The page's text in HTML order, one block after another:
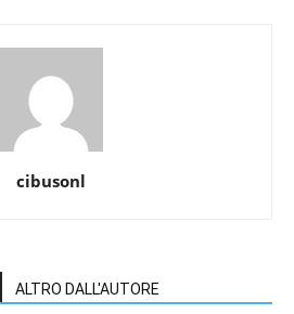
cibusonl
ALTRO DALL'AUTORE